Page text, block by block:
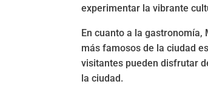
experimentar la vibrante
En cuanto a la
más famosos de la ciudad
visitantes pueden disfrutar
la ciudad.